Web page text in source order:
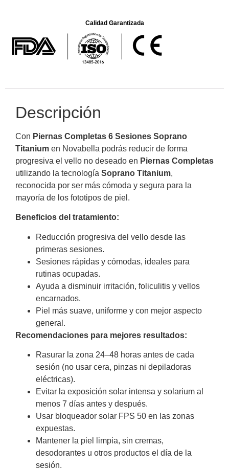
Calidad Garantizada
Descripción
Con Piernas Completas 6 Sesiones Soprano
Titanium en Novabella podrás reducir de forma
progresiva el vello no deseado en Piernas Completas
utilizando la tecnología Soprano Titanium,
reconocida por ser más cómoda y segura para la
mayoría de los fototipos de piel.
Beneficios del tratamiento:
Reducción progresiva del vello desde las
primeras sesiones.
Sesiones rápidas y cómodas, ideales para
rutinas ocupadas.
Ayuda a disminuir irritación, foliculitis y vellos
encarnados.
Piel más suave, uniforme y con mejor aspecto
general.
Recomendaciones para mejores resultados:
Rasurar la zona 24–48 horas antes de cada
sesión (no usar cera, pinzas ni depiladoras
eléctricas).
Evitar la exposición solar intensa y solarium al
menos 7 días antes y después.
Usar bloqueador solar FPS 50 en las zonas
expuestas.
Mantener la piel limpia, sin cremas,
desodorantes u otros productos el día de la
sesión.